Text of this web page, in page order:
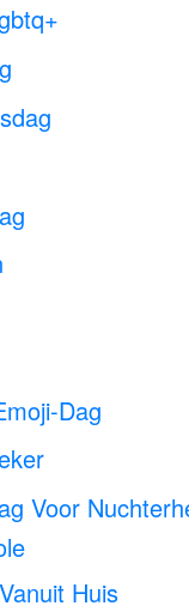
Dag
Voor
Huis